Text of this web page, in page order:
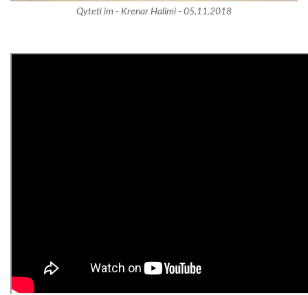
Qyteti im - Krenar Halimi - 05.11.2018